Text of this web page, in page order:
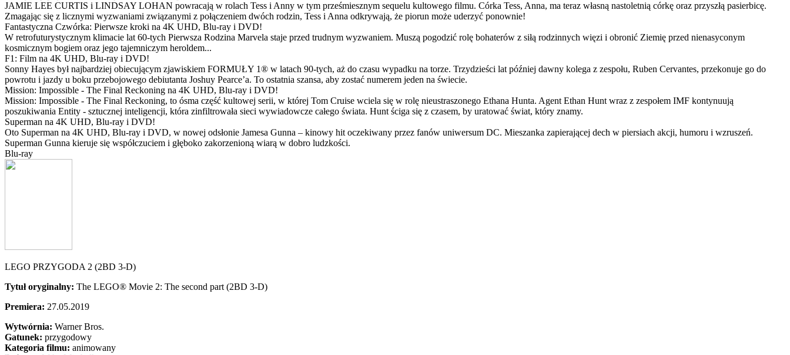
JAMIE LEE CURTIS i LINDSAY LOHAN powracają w rolach Tess i Anny w tym prześmiesznym sequelu kultowego filmu. Córka Tess, Anna, ma teraz własną nastoletnią córkę oraz przyszłą pasierbicę.
Zmagając się z licznymi wyzwaniami związanymi z połączeniem dwóch rodzin, Tess i Anna odkrywają, że piorun może uderzyć ponownie!
Fantastyczna Czwórka: Pierwsze kroki na 4K UHD, Blu-ray i DVD!
W retrofuturystycznym klimacie lat 60-tych Pierwsza Rodzina Marvela staje przed trudnym wyzwaniem. Muszą pogodzić rolę bohaterów z siłą rodzinnych więzi i obronić Ziemię przed nienasyconym
kosmicznym bogiem oraz jego tajemniczym heroldem...
F1: Film na 4K UHD, Blu-ray i DVD!
Sonny Hayes był najbardziej obiecującym zjawiskiem FORMUŁY 1® w latach 90-tych, aż do czasu wypadku na torze. Trzydzieści lat później dawny kolega z zespołu, Ruben Cervantes, przekonuje go do
powrotu i jazdy u boku przebojowego debiutanta Joshuy Pearce’a. To ostatnia szansa, aby zostać numerem jeden na świecie.
Mission: Impossible - The Final Reckoning na 4K UHD, Blu-ray i DVD!
Mission: Impossible - The Final Reckoning, to ósma część kultowej serii, w której Tom Cruise wciela się w rolę nieustraszonego Ethana Hunta. Agent Ethan Hunt wraz z zespołem IMF kontynuują
poszukiwania Entity - sztucznej inteligencji, która zinfiltrowała sieci wywiadowcze całego świata. Hunt ściga się z czasem, by uratować świat, który znamy.
Superman na 4K UHD, Blu-ray i DVD!
Oto Superman na 4K UHD, Blu-ray i DVD, w nowej odsłonie Jamesa Gunna – kinowy hit oczekiwany przez fanów uniwersum DC. Mieszanka zapierającej dech w piersiach akcji, humoru i wzruszeń.
Superman Gunna kieruje się współczuciem i głęboko zakorzenioną wiarą w dobro ludzkości.
Blu-ray
LEGO PRZYGODA 2 (2BD 3-D)
Tytuł oryginalny: The LEGO® Movie 2: The second part (2BD 3-D)
Premiera: 27.05.2019
Wytwórnia: Warner Bros.
Gatunek: przygodowy
Kategoria filmu: animowany